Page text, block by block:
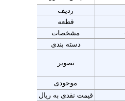
ردیف
قطعه
مشخصات
دسته بندی
تصویر
موجودی
قیمت نقدی به ریال